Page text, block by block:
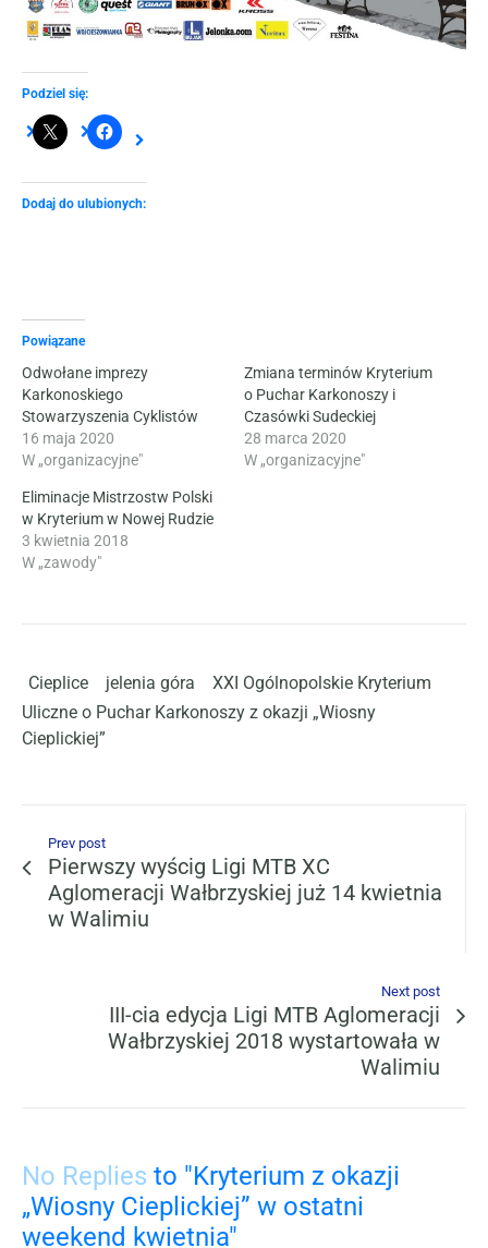
Podziel się:
Dodaj do ulubionych:
Powiązane
Odwołane imprezy
Karkonoskiego
Stowarzyszenia Cyklistów
16 maja 2020
W „organizacyjne"
Zmiana terminów Kryterium
o Puchar Karkonoszy i
Czasówki Sudeckiej
28 marca 2020
W „organizacyjne"
Eliminacje Mistrzostw Polski
w Kryterium w Nowej Rudzie
3 kwietnia 2018
W „zawody"
Cieplice jelenia góra
XXI Ogólnopolskie Kryterium
Uliczne o Puchar Karkonoszy z okazji „Wiosny
Cieplickiej”
Prev post
Pierwszy wyścig Ligi MTB XC
Aglomeracji Wałbrzyskiej już 14 kwietnia
w Walimiu
Next post
III-cia edycja Ligi MTB Aglomeracji
Wałbrzyskiej 2018 wystartowała w
Walimiu
No Replies to "Kryterium z okazji
„Wiosny Cieplickiej” w ostatni
weekend kwietnia"